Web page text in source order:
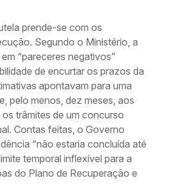
prende-se com os
Segundo o Ministério, a
“pareceres negativos”
de encurtar os prazos da
apontavam para uma
pelo menos, dez meses, aos
trâmites de um concurso
Contas feitas, o Governo
“não estaria concluída até
temporal inflexível para a
do Plano de Recuperação e